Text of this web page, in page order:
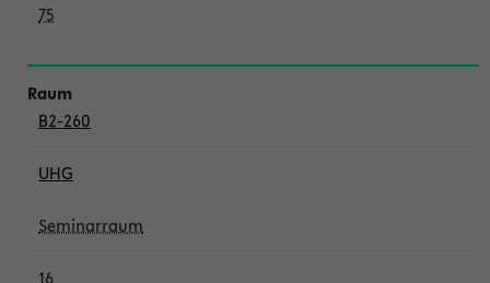
75
B2-260
UHG
Seminarraum
16